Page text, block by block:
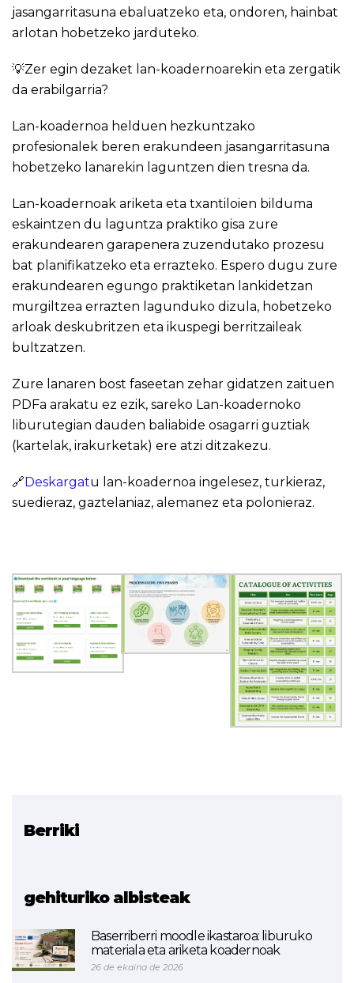
jasangarritasuna ebaluatzeko eta, ondoren, hainbat
arlotan hobetzeko jarduteko.
💡Zer egin dezaket lan-koadernoarekin eta zergatik
da erabilgarria?
Lan-koadernoa helduen hezkuntzako
profesionalek beren erakundeen jasangarritasuna
hobetzeko lanarekin laguntzen dien tresna da.
Lan-koadernoak ariketa eta txantiloien bilduma
eskaintzen du laguntza praktiko gisa zure
erakundearen garapenera zuzendutako prozesu
bat planifikatzeko eta errazteko. Espero dugu zure
erakundearen egungo praktiketan lankidetzan
murgiltzea errazten lagunduko dizula, hobetzeko
arloak deskubritzen eta ikuspegi berritzaileak
bultzatzen.
Zure lanaren bost faseetan zehar gidatzen zaituen
PDFa arakatu ez ezik, sareko Lan-koadernoko
liburutegian dauden baliabide osagarri guztiak
(kartelak, irakurketak) ere atzi ditzakezu.
🔗 Deskargatu lan-koadernoa ingelesez, turkieraz,
suedieraz, gaztelaniaz, alemanez eta polonieraz.
Berriki
gehituriko albisteak
Baserriberri moodle ikastaroa: liburuko
materiala eta ariketa koadernoak
26 de ekaina de 2026